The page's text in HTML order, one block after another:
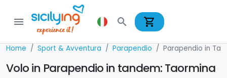
menu search shopping_cart
Home Sport & Avventura Parapendio Parapendio in
Volo in Parapendio in tandem: Taormina